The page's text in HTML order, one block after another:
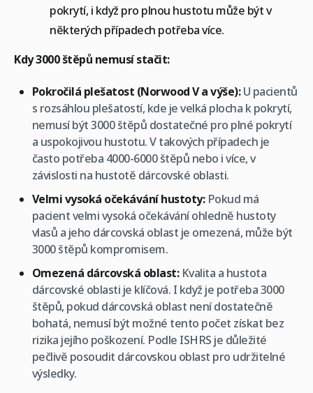
pokrytí, i když pro plnou hustotu může být v
některých případech potřeba více.
Kdy 3000 štěpů nemusí stačit:
Pokročilá plešatost (Norwood V a výše):U pacientů
s rozsáhlou plešatostí, kde je velká plocha k pokrytí,
nemusí být 3000 štěpů dostatečné pro plné pokrytí
a uspokojivou hustotu. V takových případech je
často potřeba 4000-6000 štěpů nebo i více, v
závislosti na hustotě dárcovské oblasti.
Velmi vysoká očekávání hustoty:Pokud má
pacient velmi vysoká očekávání ohledně hustoty
vlasů a jeho dárcovská oblast je omezená, může být
3000 štěpů kompromisem.
Omezená dárcovská oblast:Kvalita a hustota
dárcovské oblasti je klíčová. I když je potřeba 3000
štěpů, pokud dárcovská oblast není dostatečně
bohatá, nemusí být možné tento počet získat bez
rizika jejího poškození. Podle ISHRS je důležité
pečlivě posoudit dárcovskou oblast pro udržitelné
výsledky.